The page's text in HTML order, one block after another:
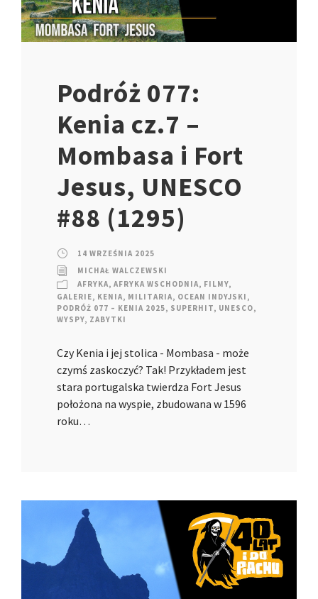
Podróż 077:
Kenia cz.7 –
Mombasa i Fort
Jesus, UNESCO
#88 (1295)
14 WRZEŚNIA 2025
MICHAŁ WALCZEWSKI
AFRYKA, AFRYKA WSCHODNIA, FILMY,
GALERIE, KENIA, MILITARIA, OCEAN INDYJSKI ,
PODRÓŻ 077 – KENIA 2025, SUPERHIT, UNESCO,
WYSPY, ZABYTKI
Czy Kenia i jej stolica - Mombasa - może
czymś zaskoczyć? Tak! Przykładem jest
stara portugalska twierdza Fort Jesus
położona na wyspie, zbudowana w 1596
roku…